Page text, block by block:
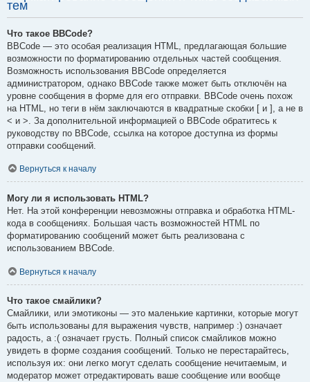
тем
Что такое BBCode?
BBCode — это особая реализация HTML, предлагающая большие
возможности по форматированию отдельных частей сообщения.
Возможность использования BBCode определяется
администратором, однако BBCode также может быть отключён на
уровне сообщения в форме для его отправки. BBCode очень похож
на HTML, но теги в нём заключаются в квадратные скобки [ и ], а не в
< и >. За дополнительной информацией о BBCode обратитесь к
руководству по BBCode, ссылка на которое доступна из формы
отправки сообщений.
Вернуться к началу
Могу ли я использовать HTML?
Нет. На этой конференции невозможны отправка и обработка HTML-
кода в сообщениях. Большая часть возможностей HTML по
форматированию сообщений может быть реализована с
использованием BBCode.
Вернуться к началу
Что такое смайлики?
Смайлики, или эмотиконы — это маленькие картинки, которые могут
быть использованы для выражения чувств, например :) означает
радость, а :( означает грусть. Полный список смайликов можно
увидеть в форме создания сообщений. Только не перестарайтесь,
используя их: они легко могут сделать сообщение нечитаемым, и
модератор может отредактировать ваше сообщение или вообще